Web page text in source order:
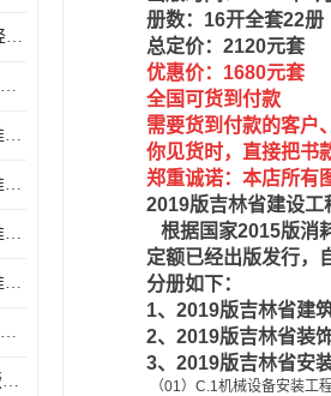
2023新版药品红外光谱集-轻工业出版社
2023新版医疗质量管理与控制指标汇编5.0版
2023新版 特种设备法规标准手册 机电类标准客运索道卷
2023新版 特种设备法规标准手册 机电类标准游乐设施卷
2023新版 特种设备法规标准手册 安全技术规范卷共三本
2023新版 特种设备法规标准手册 机电类标准电梯卷 共两本
2023新版道路交通标志和标线手册
2023年药品GMP指南第二版全6册
册数：16开全套22册
总定价：2120元套
优惠价：1680元套
全国可货到付款
需要货到付款的客户
你见货时，直接把书
郑重诚诺：本店所有
2019版吉林省建设工
根据国家2015版消
定额已经出版发行，
分册如下：
1、2019版吉林省建
2、2019版吉林省装
3、2019版吉林省安
（01）C.1机械设备安装工